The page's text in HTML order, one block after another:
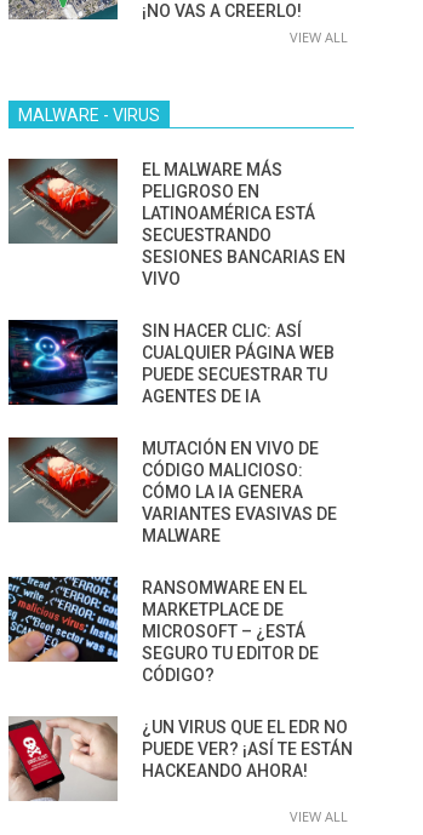
¡NO VAS A CREERLO!
VIEW ALL
MALWARE - VIRUS
EL MALWARE MÁS
PELIGROSO EN
LATINOAMÉRICA ESTÁ
SECUESTRANDO
SESIONES BANCARIAS EN
VIVO
SIN HACER CLIC: ASÍ
CUALQUIER PÁGINA WEB
PUEDE SECUESTRAR TU
AGENTES DE IA
MUTACIÓN EN VIVO DE
CÓDIGO MALICIOSO:
CÓMO LA IA GENERA
VARIANTES EVASIVAS DE
MALWARE
RANSOMWARE EN EL
MARKETPLACE DE
MICROSOFT – ¿ESTÁ
SEGURO TU EDITOR DE
CÓDIGO?
¿UN VIRUS QUE EL EDR NO
PUEDE VER? ¡ASÍ TE ESTÁN
HACKEANDO AHORA!
VIEW ALL